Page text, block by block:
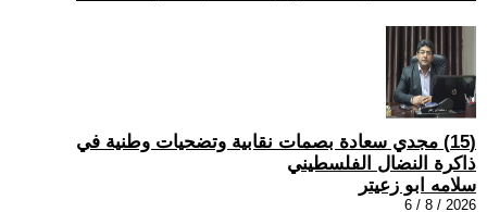
(15) مجدي سعادة بصمات نقابية وتضحيات وطنية في
ذاكرة النضال الفلسطيني
سلامه ابو زعيتر
2026 / 8 / 6